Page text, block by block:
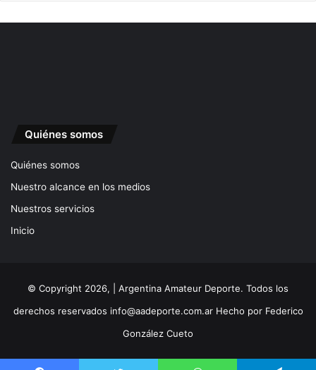
Quiénes somos
Quiénes somos
Nuestro alcance en los medios
Nuestros servicios
Inicio
© Copyright 2026, | Argentina Amateur Deporte. Todos los
derechos reservados info@aadeporte.com.arHecho por Federico
González Cueto